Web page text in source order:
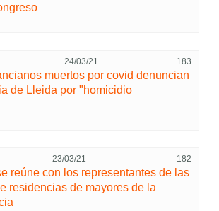
24/03/21 183
muertos por covid denuncian
de Lleida por "homicidio
23/03/21 182
reúne con los representantes de las
residencias de mayores de la